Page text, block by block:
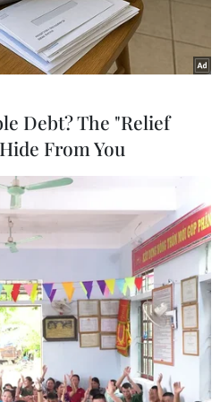
(Nguồn: Vietnam+)
sát kinh tế, Công an tỉnh
vị đang tạm giữ Phạm
Debt? The "Relief
From You